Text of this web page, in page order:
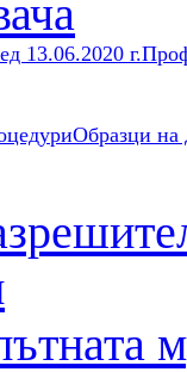
13.06.2020 г.
Образци на